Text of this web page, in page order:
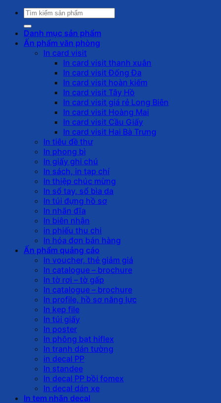
Tìm
kiếm:
Danh mục sản phẩm
Ấn phẩm văn phòng
In card visit
In card visit thanh xuân
In card visit Đống Đa
In card visit hoàn kiếm
In card visit Tây Hồ
In card visit giá rẻ Long Biên
In card visit Hoàng Mai
In card visit Cầu Giấy
In card visit Hai Bà Trưng
In tiêu đề thư
In phong bì
In giấy ghi chú
In sách, in tạp chí
In thiệp chúc mừng
In sổ tay, sổ bìa da
In túi đựng hồ sơ
In nhãn đĩa
In biên nhận
in phiếu thu chi
In hóa đơn bán hàng
Ấn phẩm quảng cáo
In voucher, thẻ giảm giá
In catalogue – brochure
In tờ rơi – tờ gấp
In catalogue – brochure
In profile, hồ sơ năng lực
In kẹp file
In túi giấy
In poster
In phông bạt hiflex
In tranh dán tường
in decal PP
In standee
In decal PP bồi fomex
In decal dán xe
In tem nhãn decal